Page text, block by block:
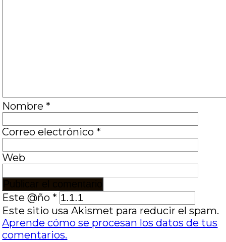
Nombre *
Correo electrónico *
Web
Este @ño *
Este sitio usa Akismet para reducir el spam.
Aprende cómo se procesan los datos de tus
comentarios.